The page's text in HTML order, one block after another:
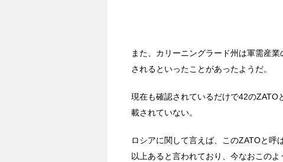
また、カリーニングラード州は軍需産
されるといったことがあったようだ。
現在も確認されているだけで42のZATO
載されていない。
ロシアに関して言えば、このZATOと呼
以上あると言われており、今なおこの